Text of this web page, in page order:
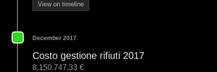
View on timeline
December 2017
Costo gestione rifiuti 2017
8.150.747,33 €